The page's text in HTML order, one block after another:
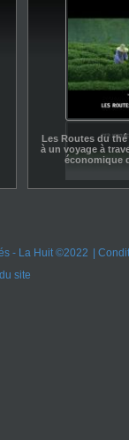
Les Routes du
à un voyage à
économique
- La Huit ©2022
site